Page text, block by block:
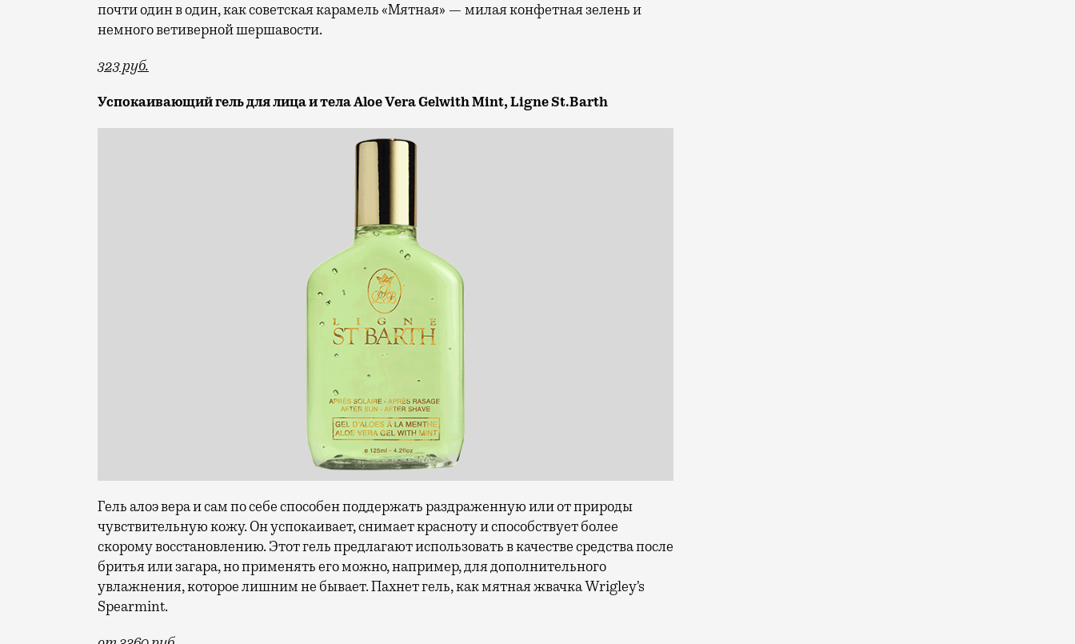
почти один в один, как советская карамель «Мятная» — милая конфетная зелень и
немного ветиверной шершавости.
323 руб.
Успокаивающий гель для лица и тела Aloe Vera Gelwith Mint, Ligne St.Barth
Гель алоэ вера и сам по себе способен поддержать раздраженную или от природы
чувствительную кожу. Он успокаивает, снимает красноту и способствует более
скорому восстановлению. Этот гель предлагают использовать в качестве средства после
бритья или загара, но применять его можно, например, для дополнительного
увлажнения, которое лишним не бывает. Пахнет гель, как мятная жвачка Wrigley’s
Spearmint.